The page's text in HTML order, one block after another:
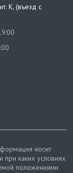
К, (въезд с
носит
каких условиях
положениями